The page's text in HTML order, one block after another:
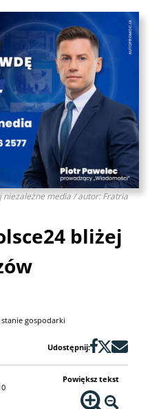
niezależne media / autor: Fratria
bliżej
gospodarki
Udostępnij:
Powiększ tekst